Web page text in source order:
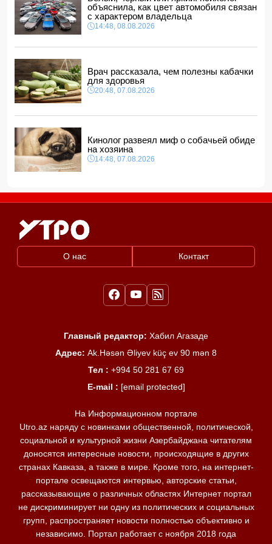
12:48, 08.08.2026
СМИ: США ищут на Кубе фигуру для повторения
"венесуэльского сценария"
объяснила, как цвет автомобиля связан
с характером владельца
14:48, 08.08.2026
Врач рассказала, чем полезны кабачки
для здоровья
20:48, 07.08.2026
Кинолог развеял миф о собачьей обиде
на хозяина
14:48, 07.08.2026
О нас Контакт
Главный редактор: Хабил Агазаде
Адрес: Ak.Həsən Əliyev küç ev 90 mən 8
Тел : +994 50 281 67 69
E-mail : [email protected]
На Информационном портале
Utro.az наряду с новинками общественной, политической,
социальной и культурной жизни Азербайджана читателям
доносятся интересные новости, происходящие в других
странах Кавказа, а также в мире. Кроме того, на интернет-
портале освещаются интервью, авторские статьи,
рассказывающие о различных областях Интернет портал
не дискриминирует ни одну из политических и социальных
групп, распространяет новости полностью объективно и
независимо. Портал работает с ноября 2018 года